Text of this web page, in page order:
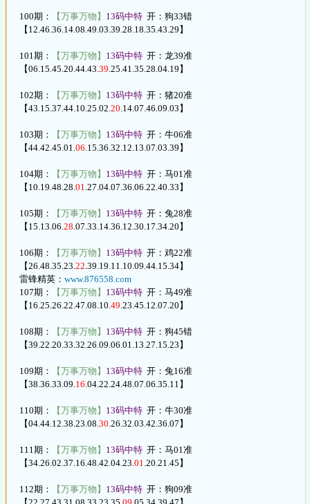
100期： 【万事万物】 13码中特 开：狗33错
【12.46.36.14.08.49.03.39.28.18.35.43.29】
101期： 【万事万物】 13码中特 开：龙39准
【06.15.45.20.44.43.39.25.41.35.28.04.19】
102期： 【万事万物】 13码中特 开：猪20准
【43.15.37.44.10.25.02.20.14.07.46.09.03】
103期： 【万事万物】 13码中特 开：牛06准
【44.42.45.01.06.15.36.32.12.13.07.03.39】
104期： 【万事万物】 13码中特 开：马01准
【10.19.48.28.01.27.04.07.36.06.22.40.33】
105期： 【万事万物】 13码中特 开：兔28准
【15.13.06.28.07.33.14.36.12.30.17.34.20】
106期： 【万事万物】 13码中特 开：鸡22准
【26.48.35.23.22.39.19.11.10.09.44.15.34】
雷锋精英： www.876558.com
107期：
【万事万物】 13码中特 开：马49准
【16.25.26.22.47.08.10.49.23.45.12.07.20】
108期： 【万事万物】 13码中特 开：狗45错
【39.22.20.33.32.26.09.06.01.13.27.15.23】
109期： 【万事万物】 13码中特 开：兔16准
【38.36.33.09.16.04.22.24.48.07.06.35.11】
110期： 【万事万物】 13码中特 开：牛30准
【04.44.12.38.23.08.30.26.32.03.42.36.07】
111期： 【万事万物】 13码中特 开：马01准
【34.26.02.37.16.48.42.04.23.01.20.21.45】
112期： 【万事万物】 13码中特 开：狗09准